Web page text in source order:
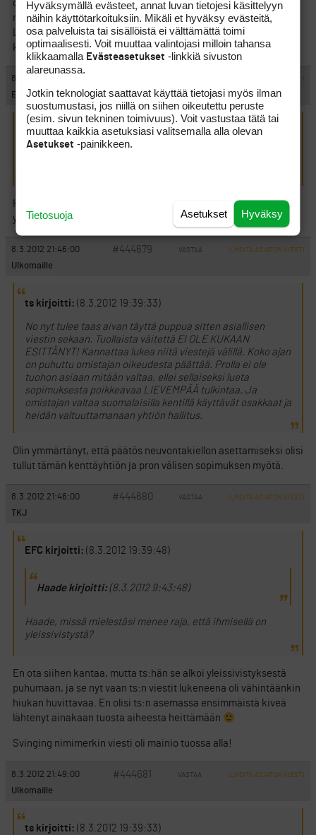
omistajan oikeudesta päättää. Prolla ei ole tuohon asiaan
mitään valtaa, ellei sellaiseksi lueta sopimuksesta poikkeavaa
LIEVEMPÄÄ tulkintaa. Ja omistajan valtaa suomalaisilla kentillä
käyttävät osakkaat ja heidän valtuuttamanaan yhtiön hallitus.
8.3.2012 21:39:00 ILMOITA ASIATON VIESTI
EFC
Haade kirjoitti:(8.3.2012 9:43:48)
Haade, missä mielestäsi menee raja, että ihmisellä on
yleissivistystä?
8.3.2012 21:46:00 #444679 VASTAA ILMOITA ASIATON VIESTI
Ulkomaille
ts kirjoitti: (8.3.2012 19:39:33)
No nyt tulee taas aivan täyttä puppua sitten asiallisen
viestin sekaan. Tuollaista väitettä EI OLE KUKAAN
ESITTÄNYT! Kannattaa lukea niitä viestejä välillä. Koko ajan
on puhuttu omistajan oikeudesta päättää. Prolla ei ole
tuohon asiaan mitään valtaa, ellei sellaiseksi lueta
sopimuksesta poikkeavaa LIEVEMPÄÄ tulkintaa. Ja
omistajan valtaa suomalaisilla kentillä käyttävät osakkaat ja
heidän valtuuttamanaan yhtiön hallitus.
Olin ymmärtänyt, että päätös neuvontakiellon asettamiseksi olisi
tullut tämän kenttäyhtiön ja pron välisen sopimuksen myötä.
8.3.2012 21:46:00 #444680 VASTAA ILMOITA ASIATON VIESTI
TKJ
EFC kirjoitti: (8.3.2012 19:39:48)
Haade kirjoitti:(8.3.2012 9:43:48)
Haade, missä mielestäsi menee raja, että ihmisellä on
yleissivistystä?
En ota siihen kantaa, mutta ts:hän se alkoi yleissivistyksestä
puhumaan, ja se nyt vaan ts:n viestit lukeneena oli vähintäänkin
hiukan huvittavaa. En olisi ts:n asemassa ensimmäistä kiveä
lähtenyt ainakaan tuosta aiheesta heittämään
Svinging nimimerkin viesti oli mainio tuossa alla!
8.3.2012 21:49:00 #444681 VASTAA ILMOITA ASIATON VIESTI
Ulkomaille
ts kirjoitti: (8.3.2012 19:39:33)
Hyväksymällä evästeet, annat luvan tietojesi käsittelyyn
näihin käyttötarkoituksiin. Mikäli et hyväksy evästeitä,
osa palveluista tai sisällöistä ei välttämättä toimi
optimaalisesti. Voit muuttaa valintojasi milloin tahansa
klikkaamalla Evästeasetukset -linkkiä sivuston
alareunassa.
Jotkin teknologiat saattavat käyttää tietojasi myös ilman
suostumustasi, jos niillä on siihen oikeutettu peruste
(esim. sivun tekninen toimivuus). Voit vastustaa tätä tai
muuttaa kaikkia asetuksiasi valitsemalla alla olevan
Asetukset -painikkeen.
Hyväksy
Asetukset
Tietosuoja